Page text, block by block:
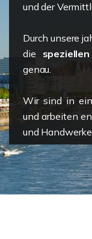
und der
Durch unsere
die
genau.
Wir sind in ein
und arbeiten
und